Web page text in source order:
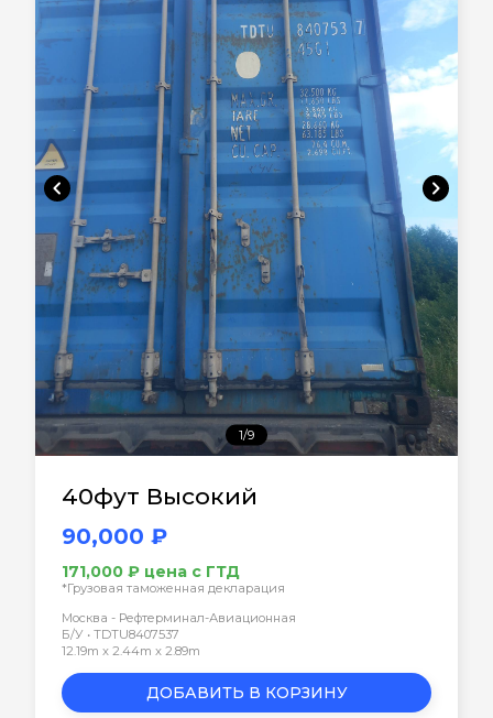
chevron_left chevron_right
1/9
40фут Высокий
90,000 ₽
171,000 ₽ цена с ГТД
*Грузовая таможенная декларация
Москва - Рефтерминал-Авиационная
Б/У • TDTU8407537
12.19m x 2.44m x 2.89m
ДОБАВИТЬ В КОРЗИНУ